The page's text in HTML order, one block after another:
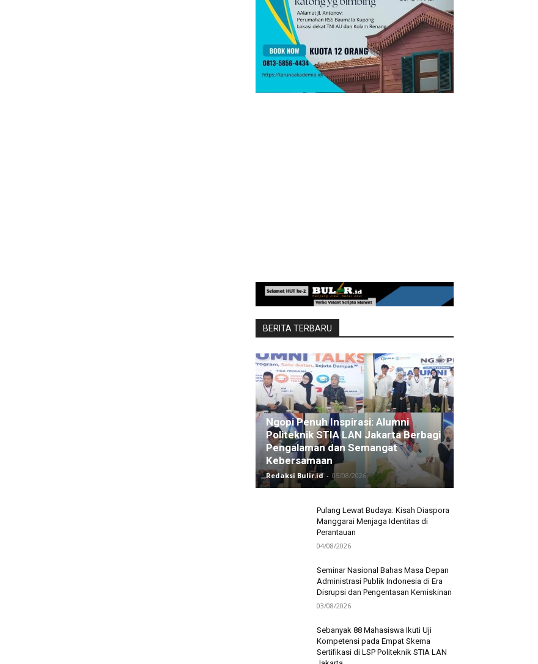
BERITA TERBARU
Ngopi Penuh Inspirasi: Alumni
Politeknik STIA LAN Jakarta Berbagi
Pengalaman dan Semangat
Kebersamaan
Redaksi Bulir.id - 05/08/2026
Pulang Lewat Budaya: Kisah Diaspora
Manggarai Menjaga Identitas di
Perantauan
04/08/2026
Seminar Nasional Bahas Masa Depan
Administrasi Publik Indonesia di Era
Disrupsi dan Pengentasan Kemiskinan
03/08/2026
Sebanyak 88 Mahasiswa Ikuti Uji
Kompetensi pada Empat Skema
Sertifikasi di LSP Politeknik STIA LAN